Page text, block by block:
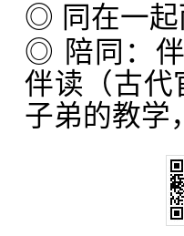
◎ 同在一起
◎ 陪同：
伴读（古代
子弟的教学